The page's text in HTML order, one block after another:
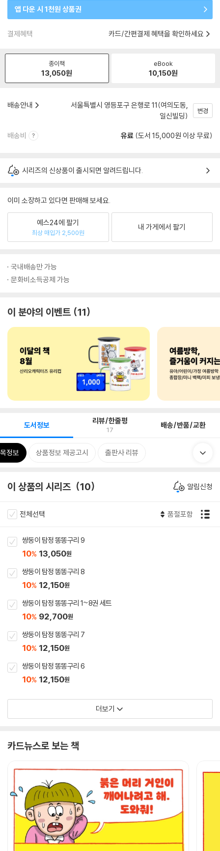
앱 다운 시 1천원 상품권
결제혜택 카드/간편결제 혜택을 확인하세요
종이책
13,050원
eBook
10,150원
배송안내
서울특별시 영등포구 은행로 11(여의도동,
일신빌딩)
변경
배송비 유료 (도서 15,000원 이상 무료)
시리즈의 신상품이 출시되면 알려드립니다.
이미 소장하고 있다면 판매해 보세요.
예스24에 팔기
최상 매입가 2,500원
내 가게에서 팔기
국내배송만 가능
문화비소득공제 가능
이 분야의 이벤트 11
도서정보 리뷰/한줄평
17 배송/반품/교환
정보 상품정보 제공고시 출판사 리뷰
이 상품의 시리즈 10 알림신청
전체선택 품절포함
쌍둥이 탐정 똥똥구리 9
10% 13,050원
쌍둥이 탐정 똥똥구리 8
10% 12,150원
쌍둥이 탐정 똥똥구리 1~8권 세트
10% 92,700원
쌍둥이 탐정 똥똥구리 7
10% 12,150원
쌍둥이 탐정 똥똥구리 6
10% 12,150원
더보기
카드뉴스로 보는 책